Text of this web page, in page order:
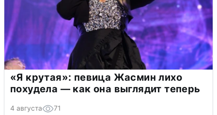
«Я крутая»: певица Жасмин лихо
похудела — как она выглядит теперь
4 августа 71